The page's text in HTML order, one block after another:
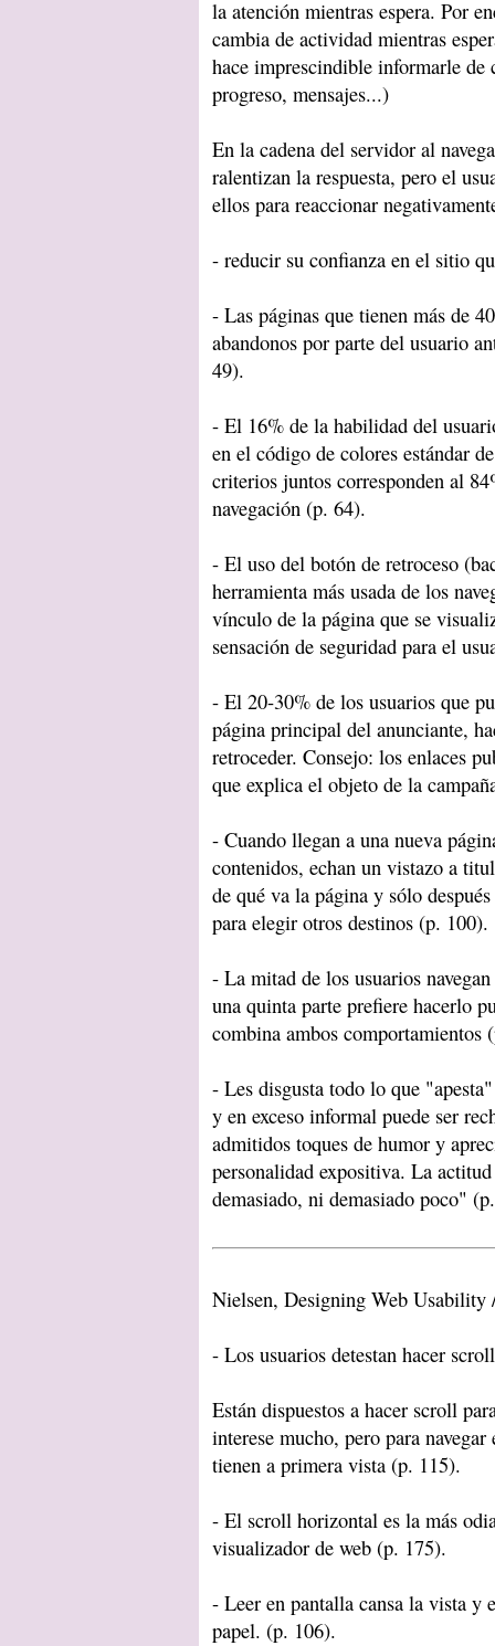
la atención mientras espera. Por
cambia de actividad mientras
hace imprescindible informarle de
progreso, mensajes...)
En la cadena del servidor al
ralentizan la respuesta, pero el
ellos para reaccionar
- reducir su confianza en el sitio
- Las páginas que tienen más de
abandonos por parte del usuario
49).
- El 16% de la habilidad del
en el código de colores estándar
criterios juntos corresponden al
navegación (p. 64).
- El uso del botón de retroceso
herramienta más usada de los
vínculo de la página que se
sensación de seguridad para el
- El 20-30% de los usuarios que
página principal del anunciante,
retroceder. Consejo: los enlaces
que explica el objeto de la
- Cuando llegan a una nueva
contenidos, echan un vistazo a
de qué va la página y sólo
para elegir otros destinos (p. 100).
- La mitad de los usuarios
una quinta parte prefiere hacerlo
combina ambos comportamientos
- Les disgusta todo lo que
y en exceso informal puede ser
admitidos toques de humor y
personalidad expositiva. La
demasiado, ni demasiado poco"
Nielsen, Designing Web Usability
- Los usuarios detestan hacer
Están dispuestos a hacer scroll
interese mucho, pero para
tienen a primera vista (p. 115).
- El scroll horizontal es la más
visualizador de web (p. 175).
- Leer en pantalla cansa la vista y
papel. (p. 106).